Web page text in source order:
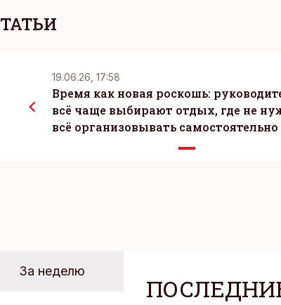
19.06.26, 17:58
Время как новая роскошь:
всё чаще выбирают отдых, где не
всё организовывать самостоятельно
За неделю